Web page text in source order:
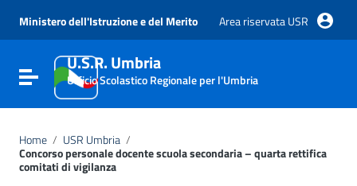
Vai al menu di navigazione
Vai al footer
Ministero dell'Istruzione e del Merito Area riservata USR
Attiva / disattiva la navigazione
U.S.R. Umbria
Ufficio Scolastico Regionale per l'Umbria
Home / USR Umbria /
Concorso personale docente scuola secondaria – quarta rettifica
comitati di vigilanza